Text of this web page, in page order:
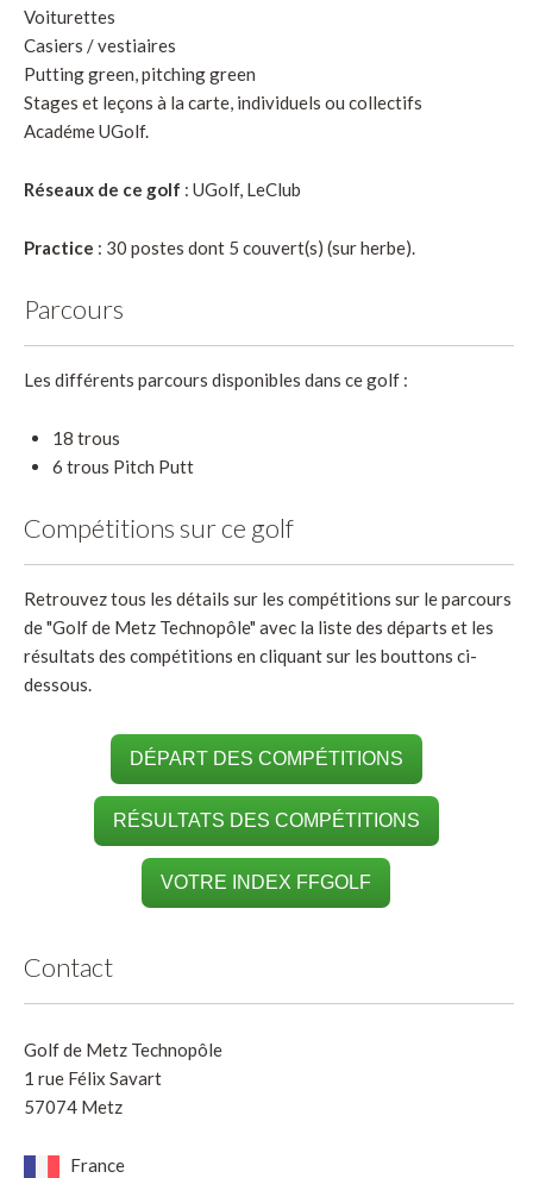
Voiturettes
Casiers / vestiaires
Putting green, pitching green
Stages et leçons à la carte, individuels ou collectifs
Académe UGolf.
Réseaux de ce golf : UGolf, LeClub
Practice : 30 postes dont 5 couvert(s) (sur herbe).
Parcours
Les différents parcours disponibles dans ce golf :
18 trous
6 trous Pitch Putt
Compétitions sur ce golf
Retrouvez tous les détails sur les compétitions sur le parcours
de "Golf de Metz Technopôle" avec la liste des départs et les
résultats des compétitions en cliquant sur les bouttons ci-
dessous.
DÉPART DES COMPÉTITIONS
RÉSULTATS DES COMPÉTITIONS
VOTRE INDEX FFGOLF
Contact
Golf de Metz Technopôle
1 rue Félix Savart
57074 Metz
France